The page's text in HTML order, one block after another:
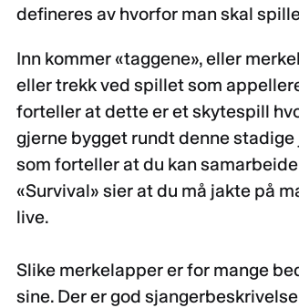
defineres av hvorfor man skal
Inn kommer «taggene», eller
eller trekk ved spillet som
forteller at dette er et skytespill
gjerne bygget rundt denne
som forteller at du kan
«Survival» sier at du må jakte på
live.
Slike merkelapper er for mange
sine. Der er god